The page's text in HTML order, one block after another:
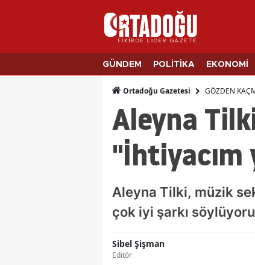
GÜNDEM POLİTİKA EKONOMİ
Ortadoğu Gazetesi GÖZDEN
Aleyna
Aleyna Tilki, müzik
çok iyi şarkı
Sibel Şişman
Editör